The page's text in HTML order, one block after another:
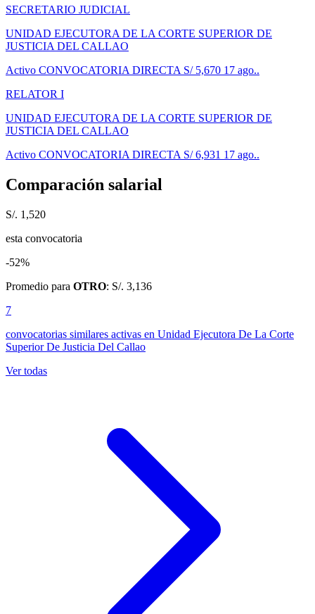
SECRETARIO JUDICIAL
UNIDAD EJECUTORA DE LA CORTE SUPERIOR DE
JUSTICIA DEL CALLAO
Activo CONVOCATORIA DIRECTA S/ 5,670 17 ago..
RELATOR I
UNIDAD EJECUTORA DE LA CORTE SUPERIOR DE
JUSTICIA DEL CALLAO
Activo CONVOCATORIA DIRECTA S/ 6,931 17 ago..
Comparación salarial
S/. 1,520
esta convocatoria
-52%
Promedio para OTRO: S/. 3,136
7
convocatorias similares activas en Unidad Ejecutora De La Corte
Superior De Justicia Del Callao
Ver todas